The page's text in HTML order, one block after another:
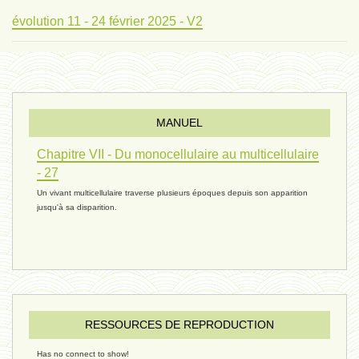
évolution 11 - 24 février 2025 - V2
évolution 10 - 4 février 2025
réconciliations 04 - 26 janvier
réchauffement 03 - 26 janvier 2025
ressources de vie 05 - 23 décembre
MANUEL
Chapitre VII - Du monocellulaire au multicellulaire
- 27
Un vivant multicellulaire traverse plusieurs époques depuis son apparition
jusqu'à sa disparition.
RESSOURCES DE REPRODUCTION
Has no connect to show!